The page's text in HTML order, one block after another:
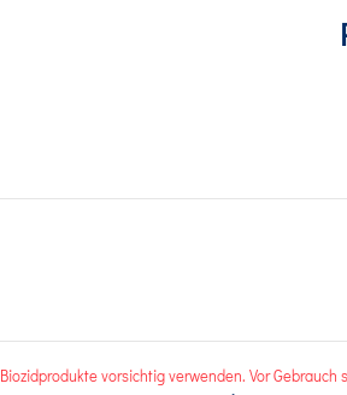
Biozidprodukte vorsichtig verwenden. Vor